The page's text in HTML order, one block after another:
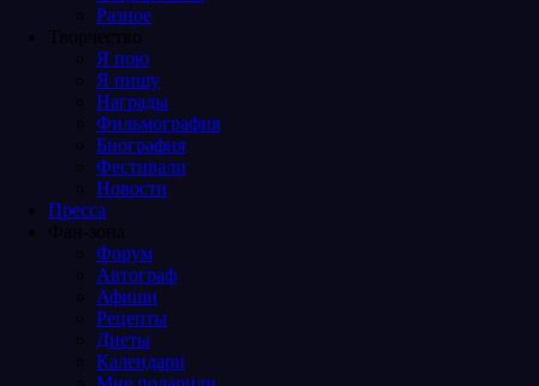
Разное
Творчество
Я пою
Я пишу
Награды
Фильмография
Биография
Фестивали
Новости
Пресса
Фан-зона
Форум
Автограф
Афиши
Рецепты
Диеты
Календари